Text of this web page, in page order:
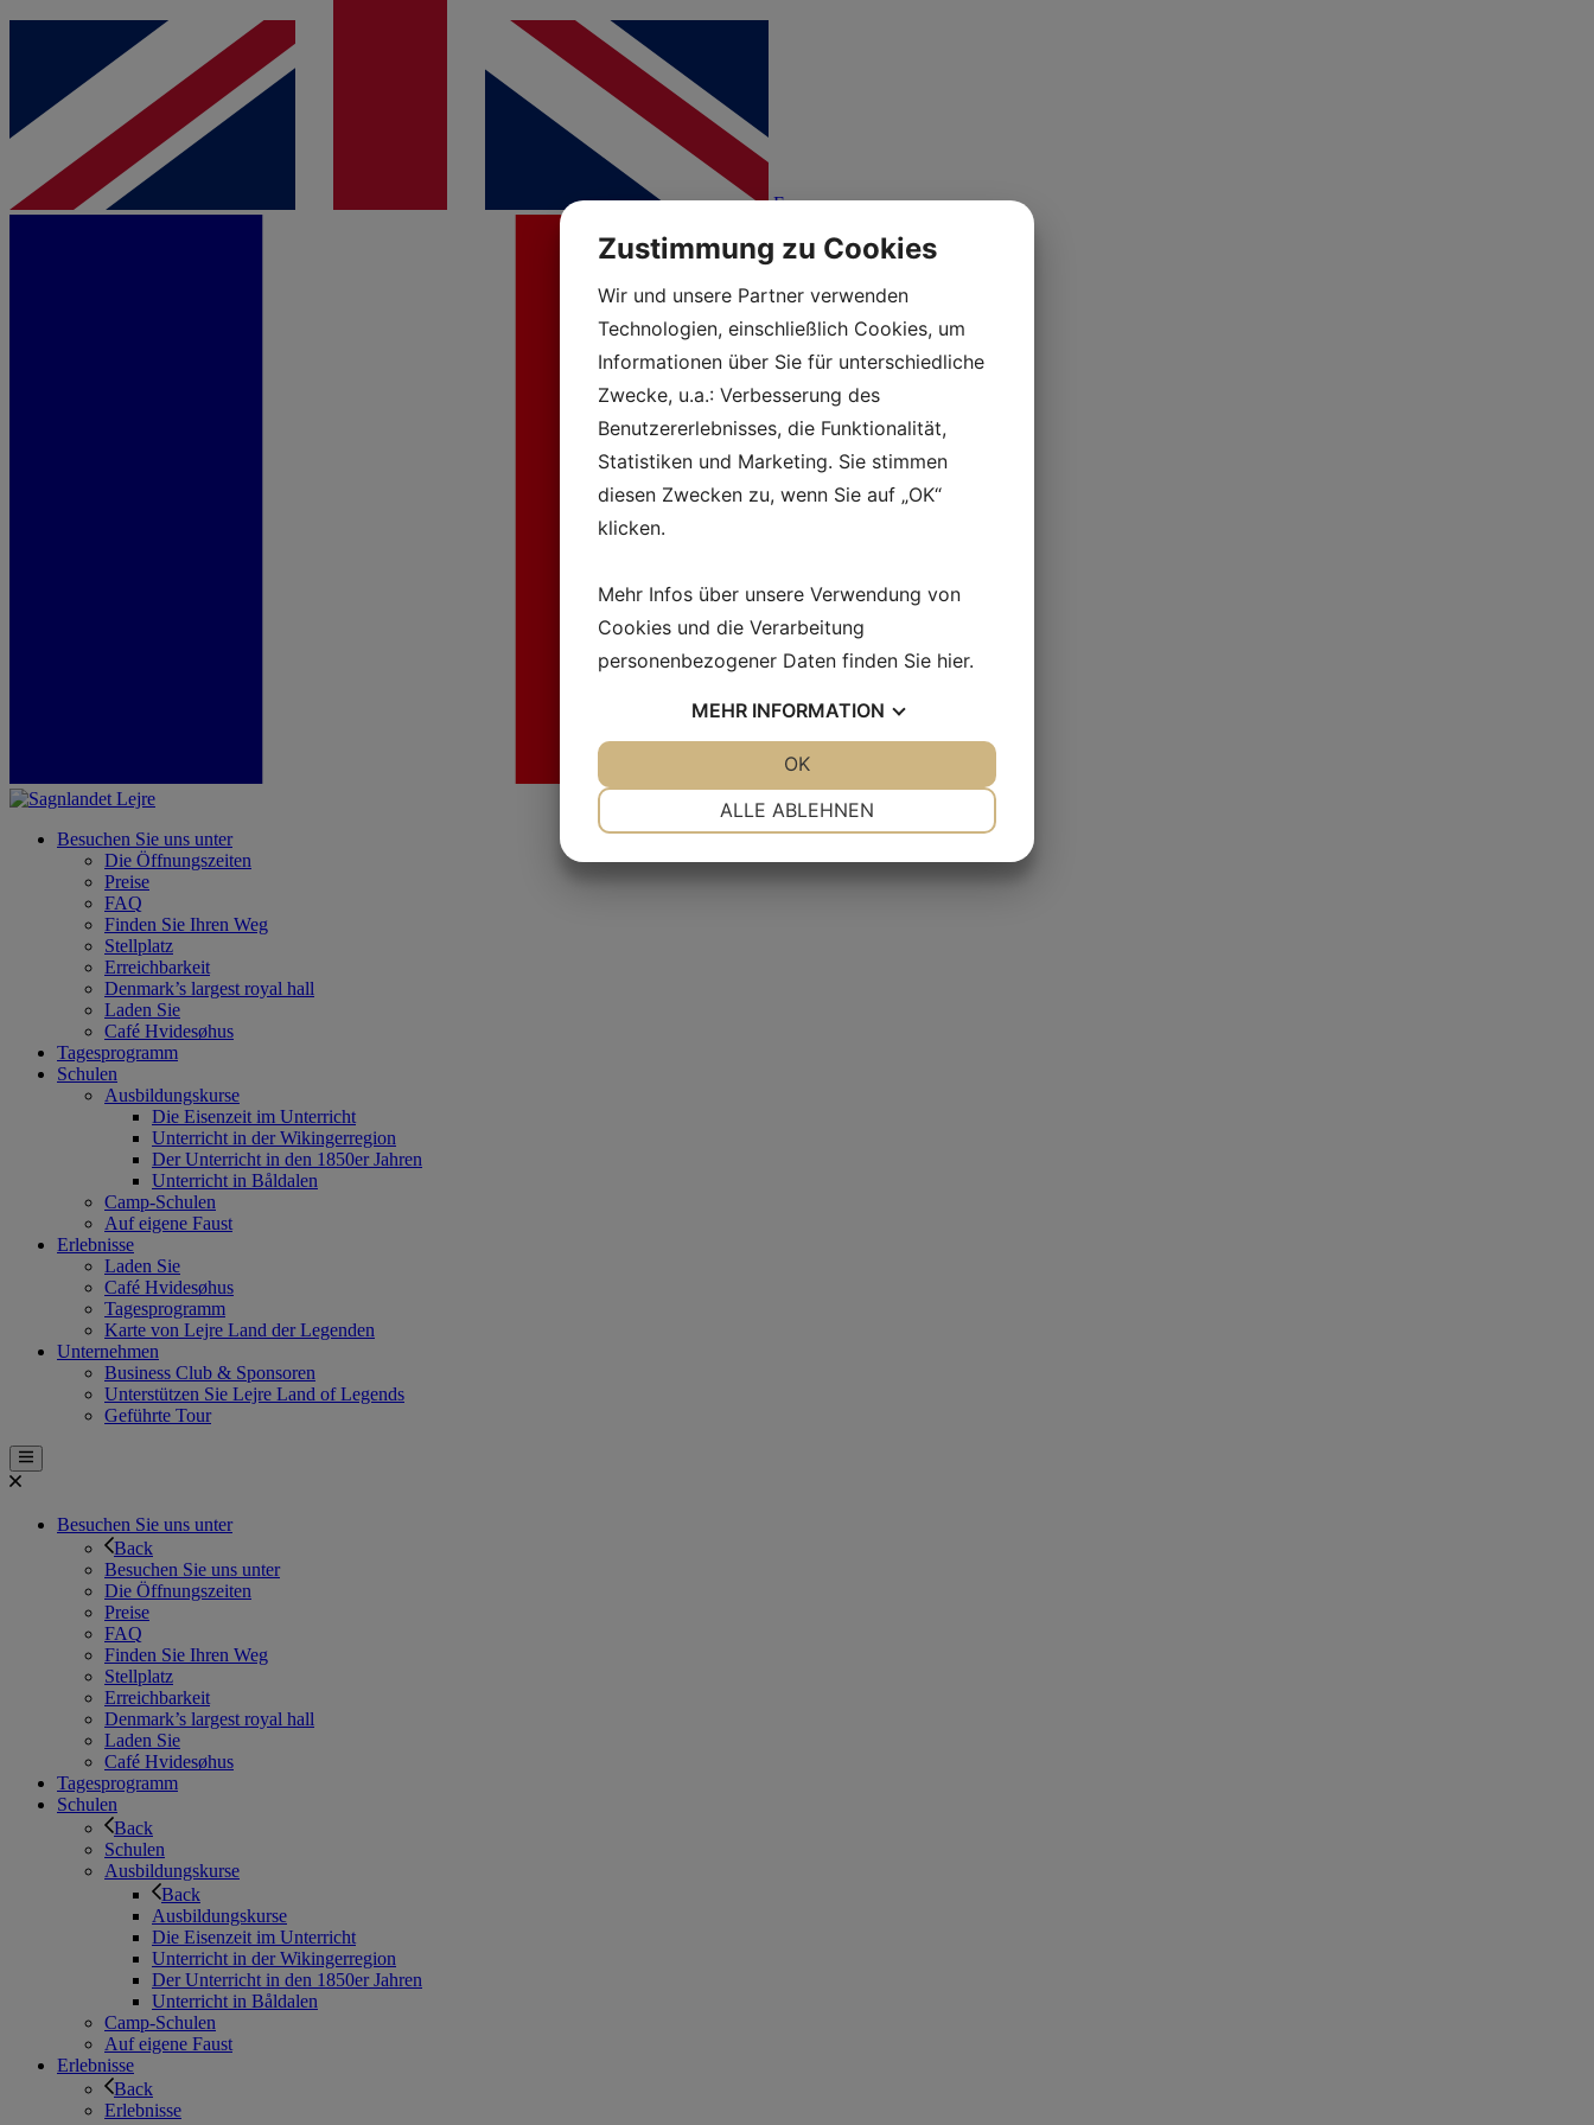
En
Fr
Besuchen Sie uns unter
Die Öffnungszeiten
Preise
FAQ
Finden Sie Ihren Weg
Stellplatz
Erreichbarkeit
Denmark’s largest royal hall
Laden Sie
Café Hvidesøhus
Tagesprogramm
Schulen
Ausbildungskurse
Die Eisenzeit im Unterricht
Unterricht in der Wikingerregion
Der Unterricht in den 1850er Jahren
Unterricht in Båldalen
Camp-Schulen
Auf eigene Faust
Erlebnisse
Laden Sie
Café Hvidesøhus
Tagesprogramm
Karte von Lejre Land der Legenden
Unternehmen
Business Club & Sponsoren
Unterstützen Sie Lejre Land of Legends
Geführte Tour
Besuchen Sie uns unter
Back
Besuchen Sie uns unter
Die Öffnungszeiten
Preise
FAQ
Finden Sie Ihren Weg
Stellplatz
Erreichbarkeit
Denmark’s largest royal hall
Laden Sie
Café Hvidesøhus
Tagesprogramm
Schulen
Back
Schulen
Ausbildungskurse
Back
Ausbildungskurse
Die Eisenzeit im Unterricht
Unterricht in der Wikingerregion
Der Unterricht in den 1850er Jahren
Unterricht in Båldalen
Camp-Schulen
Auf eigene Faust
Erlebnisse
Back
Erlebnisse
Zustimmung zu Cookies
Wir und unsere Partner verwenden
Technologien, einschließlich Cookies, um
Informationen über Sie für unterschiedliche
Zwecke, u.a.: Verbesserung des
Benutzererlebnisses, die Funktionalität,
Statistiken und Marketing. Sie stimmen
diesen Zwecken zu, wenn Sie auf „OK“
klicken.
Mehr Infos über unsere Verwendung von
Cookies und die Verarbeitung
personenbezogener Daten finden Sie hier.
MEHR INFORMATION
ALLE ABLEHNEN
OK